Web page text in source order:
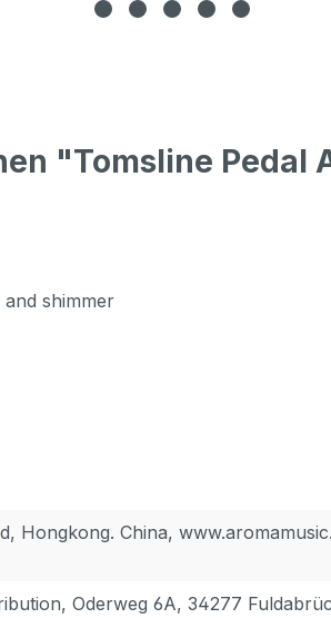
"Tomsline Pedal
shimmer
Hongkong. China,
Oderweg 6A, 34277